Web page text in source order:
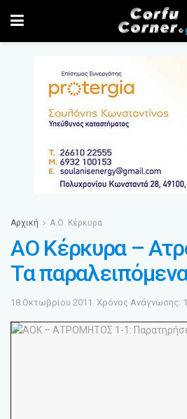
Αρχική Α.Ο. Κέρκυρα
ΑΟ Κέρκυρα –
Τα
18 Οκτωβρίου 2011 Χρόνος Ανάγνωσης: